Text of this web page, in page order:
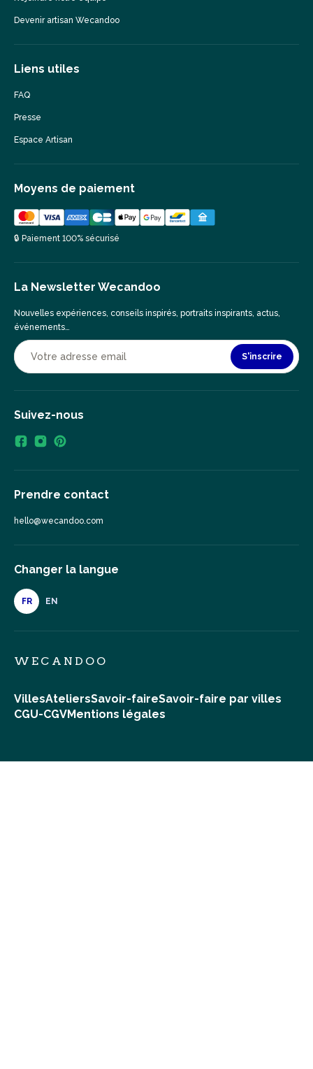
Devenir artisan Wecandoo
Liens utiles
FAQ
Presse
Espace Artisan
Moyens de paiement
🔒 Paiement 100% sécurisé
La Newsletter Wecandoo
Nouvelles expériences, conseils inspirés, portraits inspirants, actus,
événements…
S'inscrire
Suivez-nous
Prendre contact
hello@wecandoo.com
Changer la langue
FR EN
WECANDOO
VillesAteliersSavoir-faireSavoir-faire par villes
CGU-CGVMentions légales